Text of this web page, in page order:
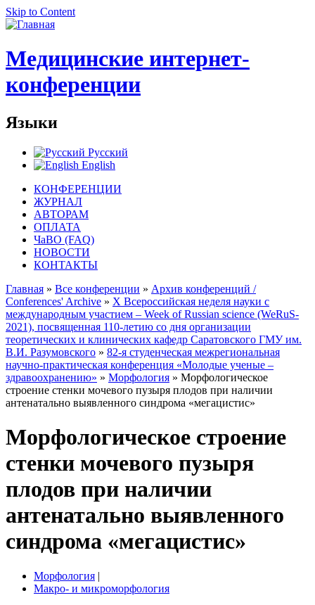
Skip to Content
Медицинские интернет-
конференции
Языки
Русский
English
КОНФЕРЕНЦИИ
ЖУРНАЛ
АВТОРАМ
ОПЛАТА
ЧаВО (FAQ)
НОВОСТИ
КОНТАКТЫ
Главная » Все конференции » Архив конференций /
Conferences' Archive » Х Всероссийская неделя науки с
международным участием – Week of Russian science (WeRuS-
2021), посвященная 110-летию со дня организации
теоретических и клинических кафедр Саратовского ГМУ им.
В.И. Разумовского » 82-я студенческая межрегиональная
научно-практическая конференция «Молодые ученые –
здравоохранению» » Морфология » Морфологическое
строение стенки мочевого пузыря плодов при наличии
антенатально выявленного синдрома «мегацистис»
Морфологическое строение
стенки мочевого пузыря
плодов при наличии
антенатально выявленного
синдрома «мегацистис»
Морфология |
Макро- и микроморфология